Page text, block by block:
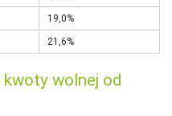
19,0%
21,6%
wolnej od